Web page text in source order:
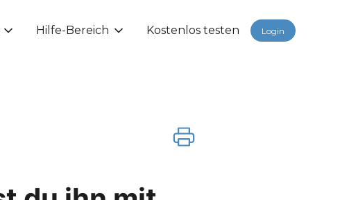
Hilfe-Bereich Kostenlos testen Login